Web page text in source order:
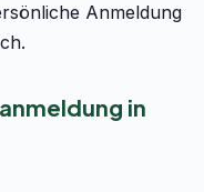
Anmeldung
in